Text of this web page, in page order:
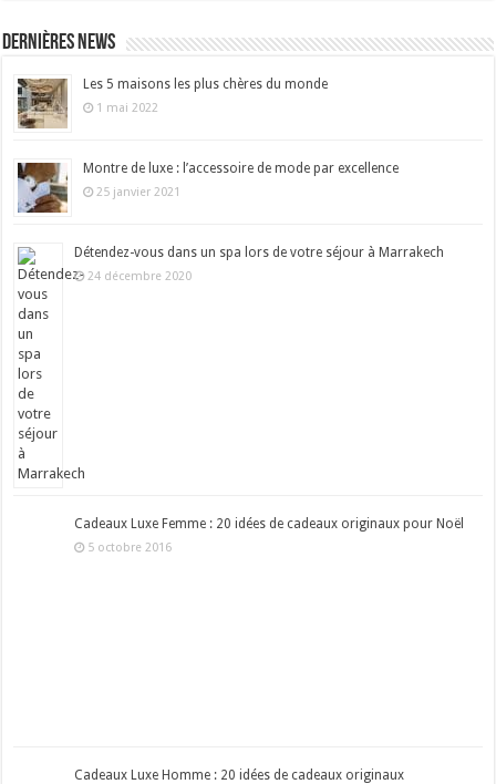
Dernières news
Les 5 maisons les plus chères du monde
1 mai 2022
Montre de luxe : l’accessoire de mode par excellence
25 janvier 2021
Détendez-vous dans un spa lors de votre séjour à Marrakech
24 décembre 2020
Cadeaux Luxe Femme : 20 idées de cadeaux originaux pour Noël
5 octobre 2016
Cadeaux Luxe Homme : 20 idées de cadeaux originaux